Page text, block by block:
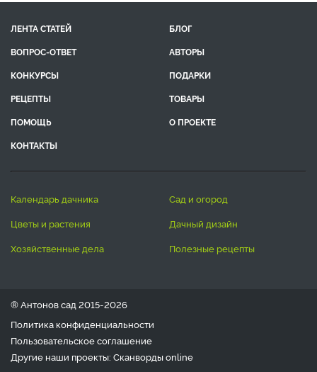
ЛЕНТА СТАТЕЙ
БЛОГ
ВОПРОС-ОТВЕТ
АВТОРЫ
КОНКУРСЫ
ПОДАРКИ
РЕЦЕПТЫ
ТОВАРЫ
ПОМОЩЬ
О ПРОЕКТЕ
КОНТАКТЫ
календарь дачника
сад и огород
цветы и растения
дачный дизайн
хозяйственные дела
полезные рецепты
® Антонов сад 2015-2026
Политика конфиденциальности
Пользовательское соглашение
Другие наши проекты: Сканвордыonline